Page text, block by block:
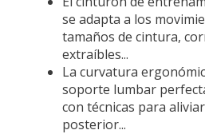
se adapta a los
tamaños de cintura,
extraíbles...
La curvatura
soporte lumbar
con técnicas para
posterior...